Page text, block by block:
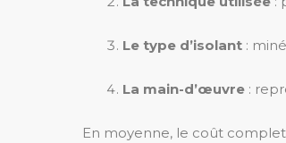
Le type d’isolant :
La main-d’œuvre :
En moyenne, le coût